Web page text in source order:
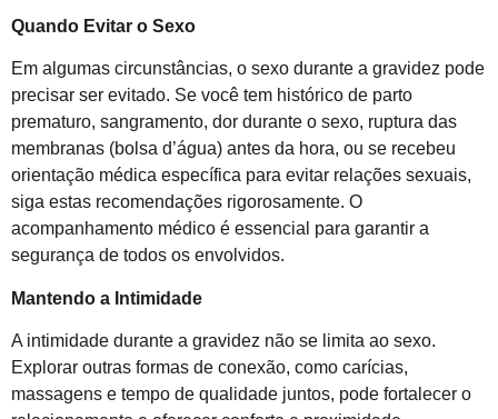
Quando Evitar o Sexo
Em algumas circunstâncias, o sexo durante a gravidez pode
precisar ser evitado. Se você tem histórico de parto
prematuro, sangramento, dor durante o sexo, ruptura das
membranas (bolsa d’água) antes da hora, ou se recebeu
orientação médica específica para evitar relações sexuais,
siga estas recomendações rigorosamente. O
acompanhamento médico é essencial para garantir a
segurança de todos os envolvidos.
Mantendo a Intimidade
A intimidade durante a gravidez não se limita ao sexo.
Explorar outras formas de conexão, como carícias,
massagens e tempo de qualidade juntos, pode fortalecer o